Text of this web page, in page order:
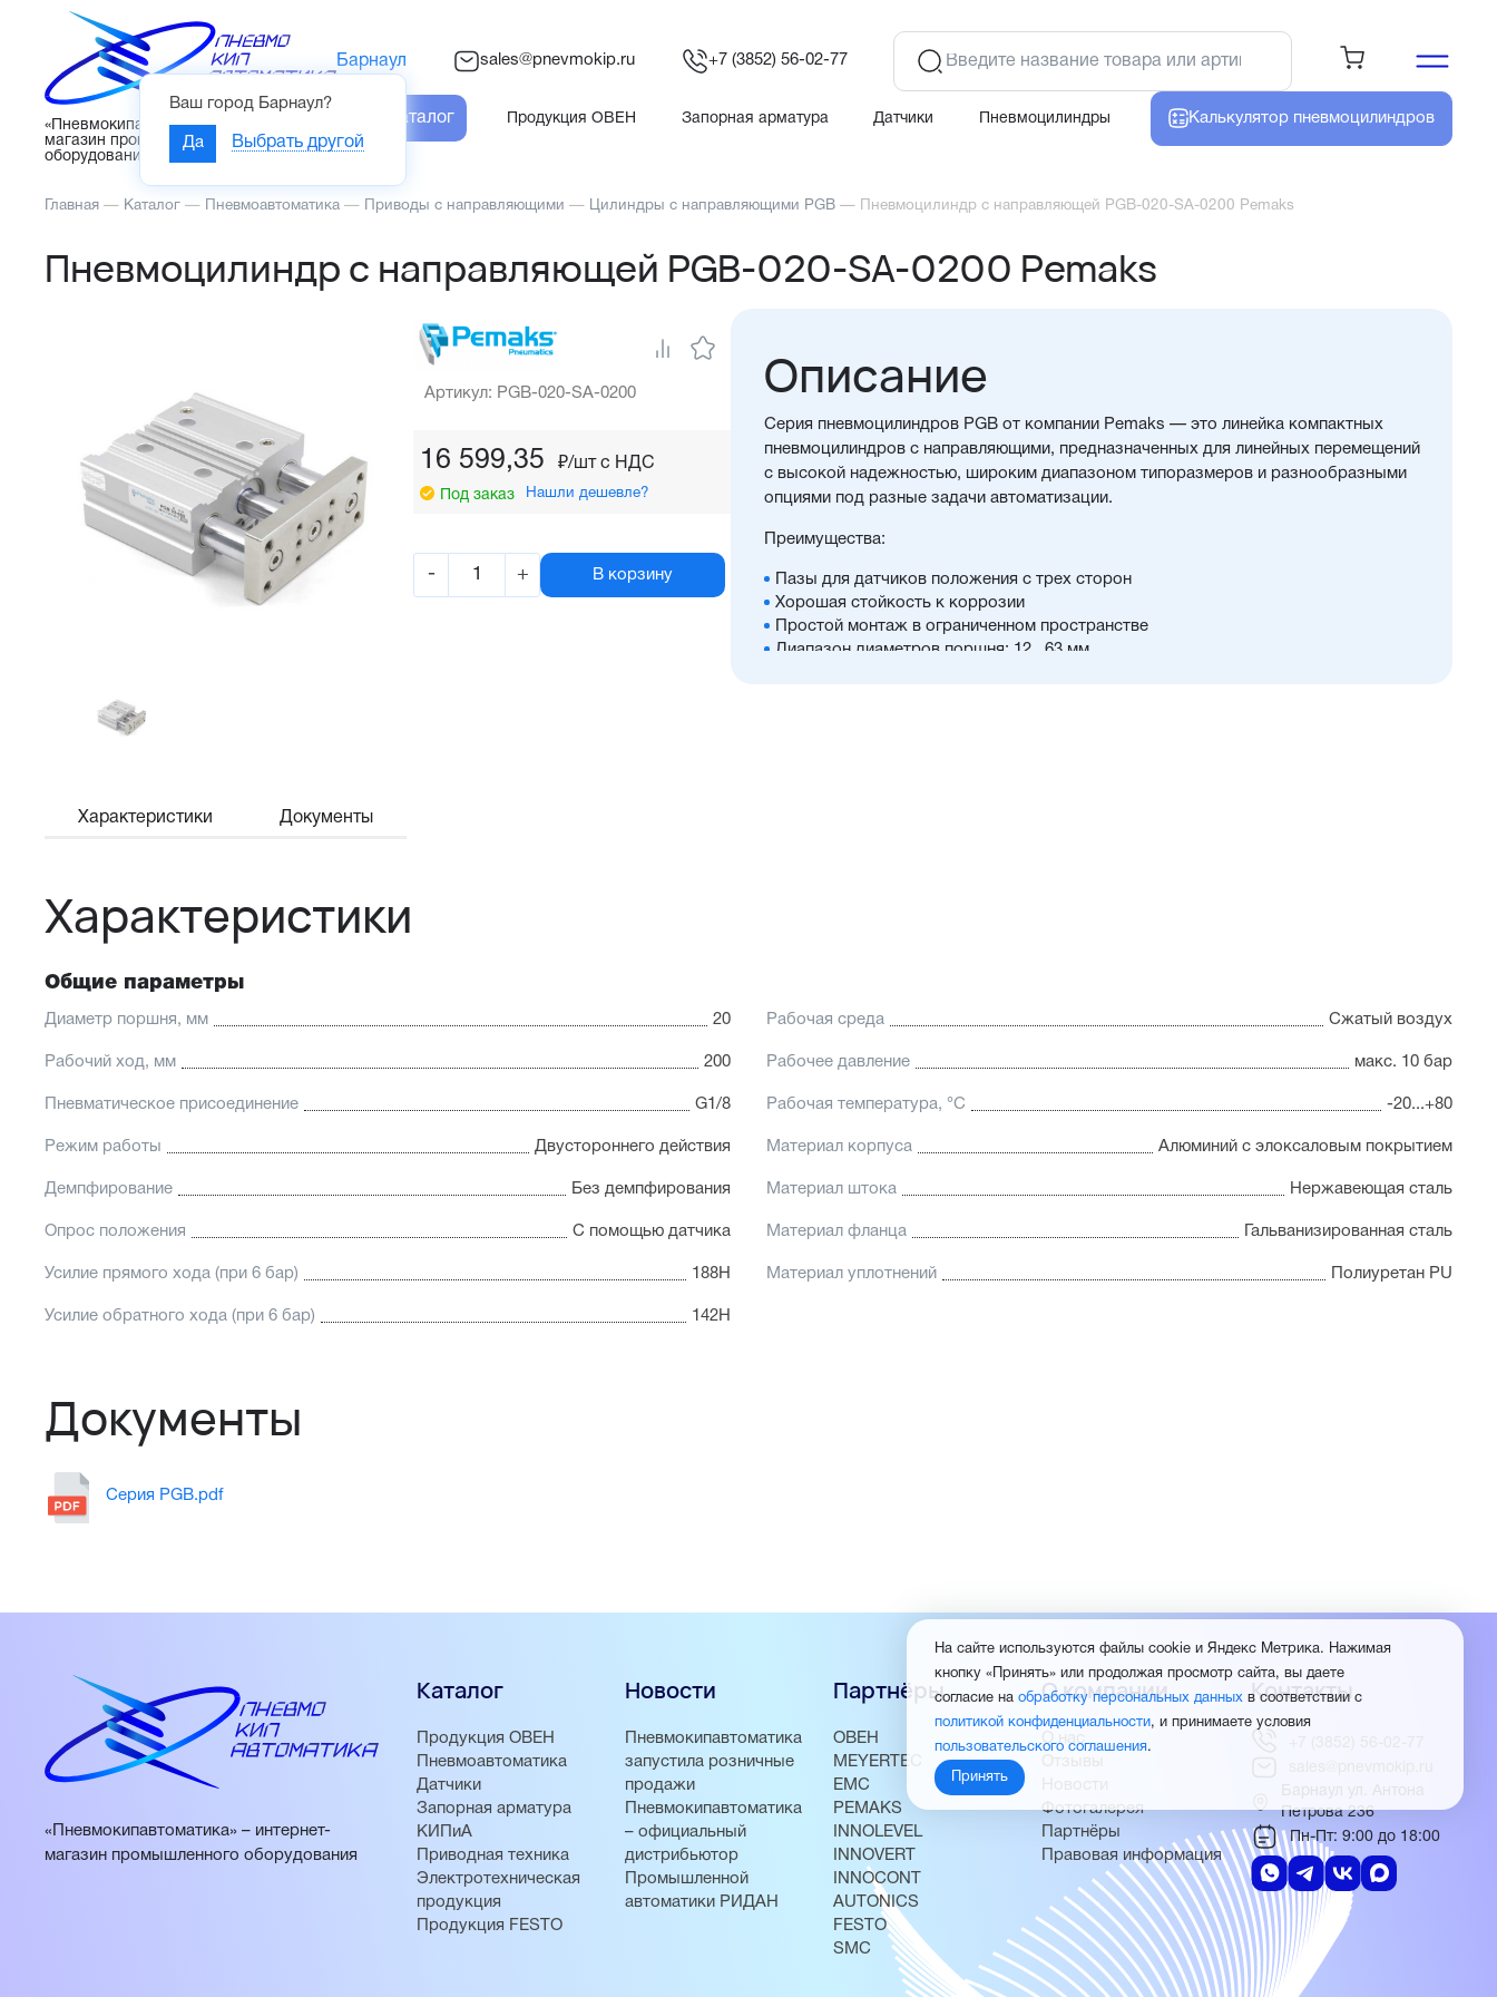
«Пневмокипавтоматика» – интернет-
магазин промышленного
оборудования
Барнаул
Ваш город Барнаул?
Да Выбрать другой
sales@pnevmokip.ru +7 (3852) 56-02-77
Каталог Продукция ОВЕН Запорная арматура Датчики Пневмоцилиндры Калькулятор пневмоцилиндров
Главная — Каталог — Пневмоавтоматика — Приводы с направляющими — Цилиндры с направляющими PGB — Пневмоцилиндр с направляющей PGB-020-SA-0200 Pemaks
Пневмоцилиндр с направляющей PGB-020-SA-0200 Pemaks
Артикул: PGB-020-SA-0200
16 599,35 ₽/шт c НДС
Под заказ Нашли дешевле?
- + В корзину
Описание
Серия пневмоцилиндров PGB от компании Pemaks — это линейка компактных
пневмоцилиндров с направляющими, предназначенных для линейных перемещений
с высокой надежностью, широким диапазоном типоразмеров и разнообразными
опциями под разные задачи автоматизации.
Преимущества:
Пазы для датчиков положения с трех сторон
Хорошая стойкость к коррозии
Простой монтаж в ограниченном пространстве
Диапазон диаметров поршня: 12...63 мм
Характеристики Документы
Характеристики
Общие параметры
Диаметр поршня, мм 20 Рабочая среда Сжатый воздух
Рабочий ход, мм 200 Рабочее давление макс. 10 бар
Пневматическое присоединение G1/8 Рабочая температура, °C -20...+80
Режим работы Двустороннего действия Материал корпуса Алюминий с элоксаловым покрытием
Демпфирование Без демпфирования Материал штока Нержавеющая сталь
Опрос положения С помощью датчика Материал фланца Гальванизированная сталь
Усилие прямого хода (при 6 бар) 188Н Материал уплотнений Полиуретан PU
Усилие обратного хода (при 6 бар) 142Н
Документы
Серия PGB.pdf
«Пневмокипавтоматика» – интернет-
магазин промышленного оборудования
Каталог
Продукция ОВЕН
Пневмоавтоматика
Датчики
Запорная арматура
КИПиА
Приводная техника
Электротехническая
продукция
Продукция FESTO
Новости
Пневмокипавтоматика
запустила розничные
продажи
Пневмокипавтоматика
– официальный
дистрибьютор
Промышленной
автоматики РИДАН
Партнёры
ОВЕН
MEYERTEC
EMC
PEMAKS
INNOLEVEL
INNOVERT
INNOCONT
AUTONICS
FESTO
SMC
О компании
О нас
Отзывы
Новости
Фотогалерея
Партнёры
Правовая информация
Контакты
+7 (3852) 56-02-77
sales@pnevmokip.ru
Барнаул ул. Антона
Петрова 236
Пн-Пт: 9:00 до 18:00
На сайте используются файлы cookie и Яндекс Метрика. Нажимая
кнопку «Принять» или продолжая просмотр сайта, вы даете
согласие на обработку персональных данных в соответствии с
политикой конфиденциальности, и принимаете условия
пользовательского соглашения.
Принять